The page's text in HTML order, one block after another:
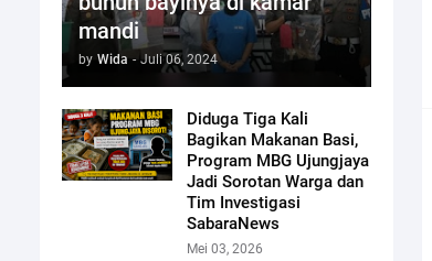
mandi
by Wida - Juli 06, 2024
Diduga Tiga Kali
Bagikan Makanan Basi,
Program MBG Ujungjaya
Jadi Sorotan Warga dan
Tim Investigasi
SabaraNews
Mei 03, 2026